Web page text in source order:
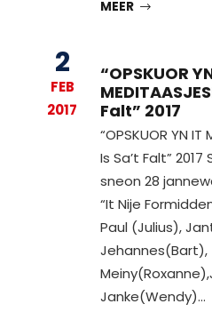
MEER
2
FEB
2017
“OPSKUOR
Falt” 2017
“OPSKUOR YN IT
Is Sa’t Falt”
sneon 28
“It Nije
Paul (Julius),
Jehannes(Bart),
Janke(Wendy)…